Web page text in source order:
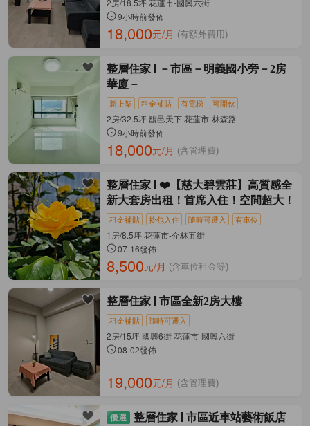
2房/18.5坪 花蓮市-國興六街
9小時前發佈
18,000元/月 (有額外費用)
整層住家
－市區－明義國小旁－2房
華廈－
新上架 租金補貼 有電梯 可開伙
2房/32.5坪 馥邑天下 花蓮市-林森路
9小時前發佈
18,000元/月 (含管理費)
整層住家
❤️【慈大碧雲莊】高質感全
新大套房出租！首席入住！空間超大！
租金補貼 拎包入住 隨時可遷入 有車位
1房/8.5坪 花蓮市-介林五街
07-16發佈
8,500元/月 (含車位租金等)
整層住家 市區全新2房大樓
租金補貼 隨時可遷入
2房/15坪 國興6街 花蓮市-國興六街
08-02發佈
19,000元/月 (含管理費)
整層住家
市區近車站藝術飯店